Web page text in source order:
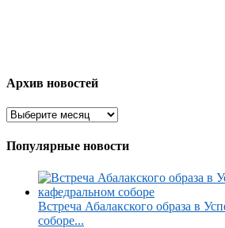
Архив новостей
Популярные новости
Встреча Абалакского образа в
соборе...